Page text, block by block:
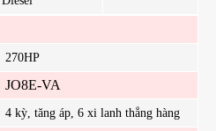
270HP
JO8E-VA
4 kỳ, tăng áp, 6 xi lanh thẳng hàng